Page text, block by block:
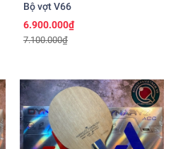
Bộ vợt V66
6.900.000₫
7.100.000₫